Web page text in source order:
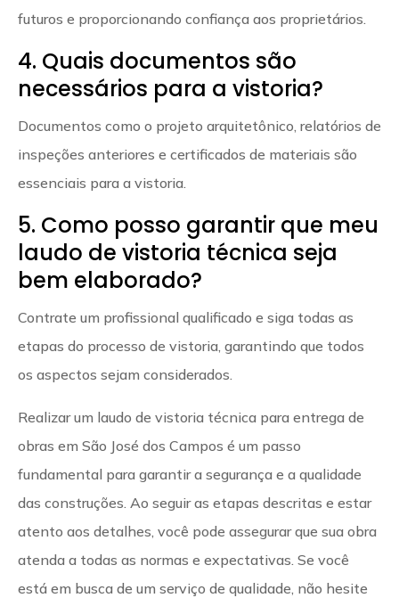
futuros e proporcionando confiança aos proprietários.
4. Quais documentos são
necessários para a vistoria?
Documentos como o projeto arquitetônico, relatórios de
inspeções anteriores e certificados de materiais são
essenciais para a vistoria.
5. Como posso garantir que meu
laudo de vistoria técnica seja
bem elaborado?
Contrate um profissional qualificado e siga todas as
etapas do processo de vistoria, garantindo que todos
os aspectos sejam considerados.
Realizar um laudo de vistoria técnica para entrega de
obras em São José dos Campos é um passo
fundamental para garantir a segurança e a qualidade
das construções. Ao seguir as etapas descritas e estar
atento aos detalhes, você pode assegurar que sua obra
atenda a todas as normas e expectativas. Se você
está em busca de um serviço de qualidade, não hesite